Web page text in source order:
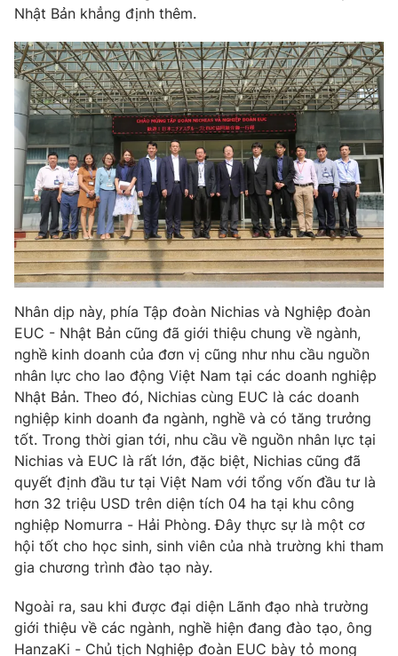
Nhật Bản khẳng định thêm.
Nhân dịp này, phía Tập đoàn Nichias và Nghiệp đoàn
EUC - Nhật Bản cũng đã giới thiệu chung về ngành,
nghề kinh doanh của đơn vị cũng như nhu cầu nguồn
nhân lực cho lao động Việt Nam tại các doanh nghiệp
Nhật Bản. Theo đó, Nichias cùng EUC là các doanh
nghiệp kinh doanh đa ngành, nghề và có tăng trưởng
tốt. Trong thời gian tới, nhu cầu về nguồn nhân lực tại
Nichias và EUC là rất lớn, đặc biệt, Nichias cũng đã
quyết định đầu tư tại Việt Nam với tổng vốn đầu tư là
hơn 32 triệu USD trên diện tích 04 ha tại khu công
nghiệp Nomurra - Hải Phòng. Đây thực sự là một cơ
hội tốt cho học sinh, sinh viên của nhà trường khi tham
gia chương trình đào tạo này.
Ngoài ra, sau khi được đại diện Lãnh đạo nhà trường
giới thiệu về các ngành, nghề hiện đang đào tạo, ông
HanzaKi - Chủ tịch Nghiệp đoàn EUC bày tỏ mong